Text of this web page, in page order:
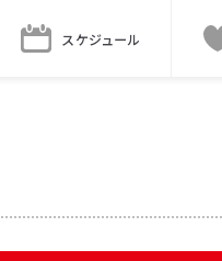
スケジュール